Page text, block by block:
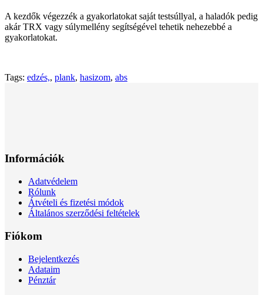
A kezdők végezzék a gyakorlatokat saját testsúllyal, a haladók pedig
akár TRX vagy súlymellény segítségével tehetik nehezebbé a
gyakorlatokat.
Tags: edzés,, plank, hasizom, abs
Információk
Adatvédelem
Rólunk
Átvételi és fizetési módok
Általános szerződési feltételek
Fiókom
Bejelentkezés
Adataim
Pénztár